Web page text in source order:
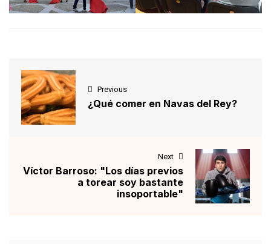
Previous
¿Qué comer en Navas del Rey?
Next
Víctor Barroso: "Los días previos
a torear soy bastante
insoportable"